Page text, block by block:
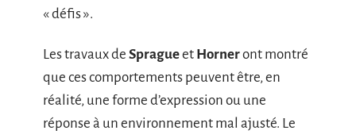
« défis ».
Les travaux de Spragueet Horneront montré
que ces comportements peuvent être, en
réalité, une forme d’expression ou une
réponse à un environnement mal ajusté. Le